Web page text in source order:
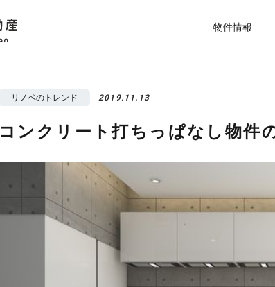
物件情報
リノベのトレンド 2019.11.13
コンクリート打ちっぱなし物件